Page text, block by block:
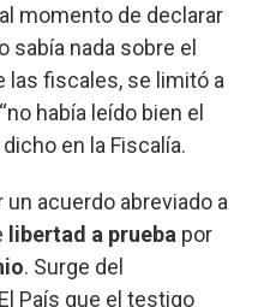
momento de declarar
sabía nada sobre el
las fiscales, se limitó a
había leído bien el
en la Fiscalía.
acuerdo abreviado a
libertad a prueba por
. Surge del
País que el testigo